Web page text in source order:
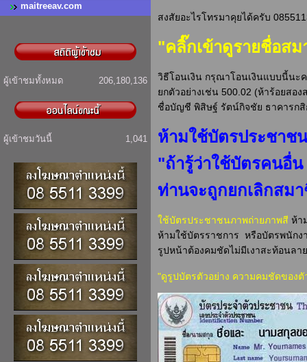
maitreeav.com
ผู้เข้าชมทั้งหมด 206,180,136
ผู้เข้าชมวันนี้ 1,041
สงสัยอะไรโทรมาคุยได้ครับ
"คลิ๊กเข้าดูรายชื่อส
วิธีโอนเงิน กรุณาโอนเงินแบบนี้นะ
ยกตัวอย่างเช่น 500.02 (ห้าร้อยสอ
ชื่อบัญชี พิสิษฐ์ รัตน์กิจชัย ธาคารกสิ
ห้ามใช้บัตรประชาช
"ถ้ารู้ว่าใช้บัตรคนอื่
ท่านจะถูกยกเลิกสม
ใช้บัตรประชาชนภาพถ่ายภาพสี ห้า
ห้ามใช้บัตรราชการ หรือบัตรพนัก
รูปหน้าต้องคมชัดไม่มีเงาสะท้อนลา
"ดูรูปบัตรตัวอย่าง ความคมชัดของตั